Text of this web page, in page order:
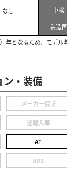
なし
車検
製造国
年となるため、モデル
ン・装備
メーカー保証
逆輸入車
AT
ABS